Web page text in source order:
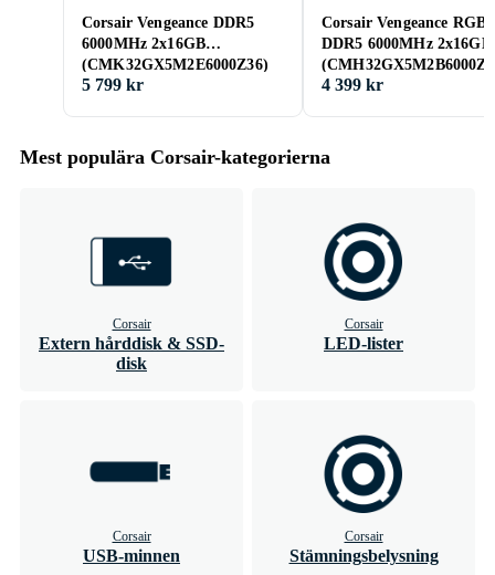
Corsair Vengeance DDR5
6000MHz 2x16GB
(CMK32GX5M2E6000Z36)
5 799 kr
Corsair Vengeance RGB
DDR5 6000MHz 2x16GB
4 399 kr
Mest populära Corsair-kategorierna
Corsair
Extern hårddisk & SSD-
disk
Corsair
LED-lister
Corsair
USB-minnen
Corsair
Stämningsbelysning